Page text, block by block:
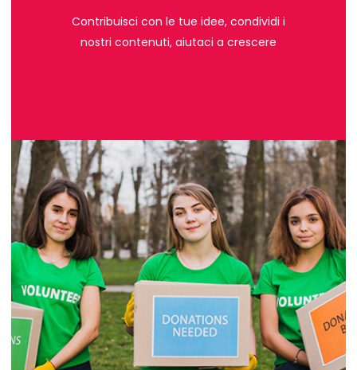
Contribuisci con le tue idee, condividi i
nostri contenuti, aiutaci a crescere